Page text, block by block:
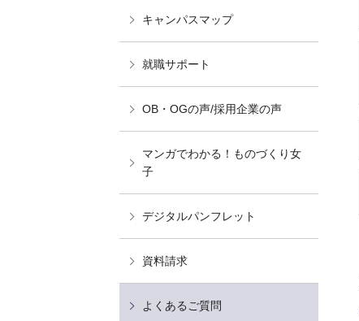
キャンパスマップ
就職サポート
OB・OGの声/採用企業の声
マンガでわかる！ものづくり女
子
デジタルパンフレット
資料請求
よくあるご質問